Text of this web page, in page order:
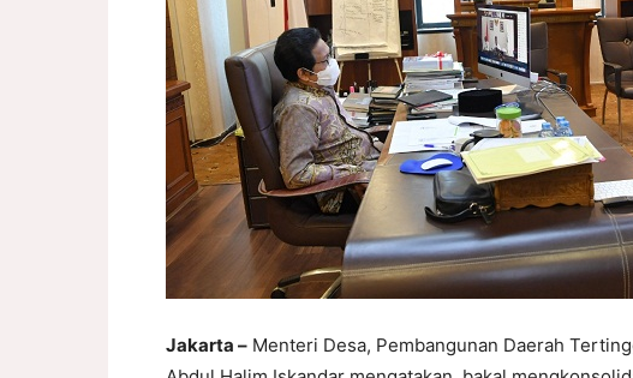
Jakarta – Menteri Desa, Pembangunan Daerah